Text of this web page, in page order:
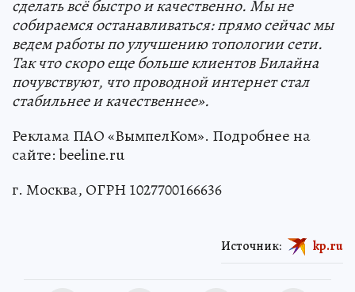
сделать всё быстро и качественно. Мы не
собираемся останавливаться: прямо сейчас мы
ведем работы по улучшению топологии сети.
Так что скоро еще больше клиентов Билайна
почувствуют, что проводной интернет стал
стабильнее и качественнее».
Реклама ПАО «ВымпелКом». Подробнее на
сайте: beeline.ru
г. Москва, ОГРН 1027700166636
Источник: kp.ru